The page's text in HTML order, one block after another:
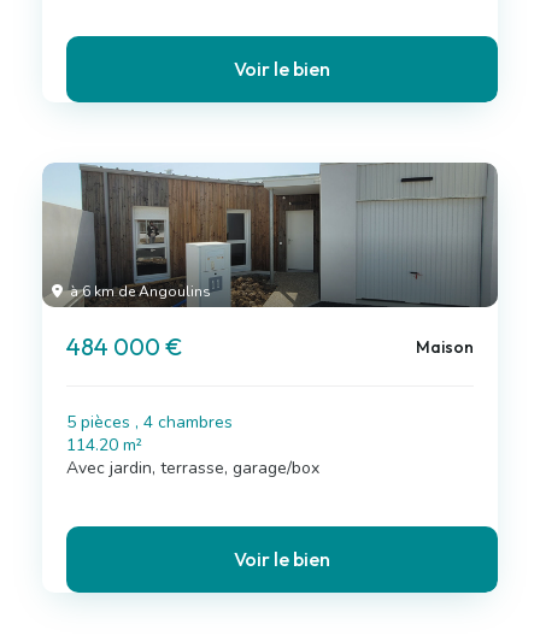
Voir le bien
à 6 km de Angoulins
484 000 € Maison
5 pièces , 4 chambres
114.20 m²
Avec jardin, terrasse, garage/box
Voir le bien